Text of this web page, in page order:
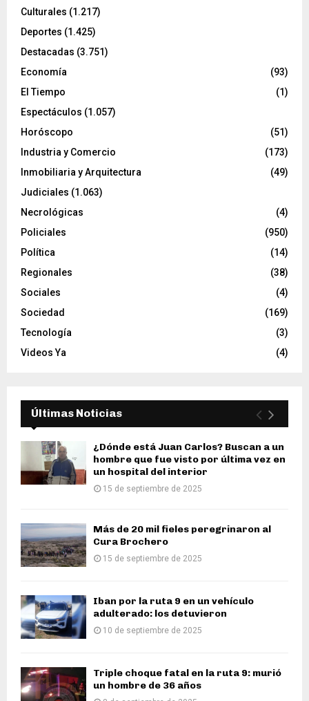
Culturales (1.217)
Deportes (1.425)
Destacadas (3.751)
Economía
(93)
El Tiempo
(1)
Espectáculos (1.057)
Horóscopo
(51)
Industria y Comercio
(173)
Inmobiliaria y Arquitectura
(49)
Judiciales (1.063)
Necrológicas
(4)
Policiales
(950)
Política
(14)
Regionales
(38)
Sociales
(4)
Sociedad
(169)
Tecnología
(3)
Videos Ya
(4)
Últimas Noticias
¿Dónde está Juan Carlos? Buscan a un
hombre que fue visto por última vez en
un hospital del interior
15 de septiembre de 2025
Más de 20 mil fieles peregrinaron al
Cura Brochero
15 de septiembre de 2025
Iban por la ruta 9 en un vehículo
adulterado: los detuvieron
10 de septiembre de 2025
Triple choque fatal en la ruta 9: murió
un hombre de 36 años